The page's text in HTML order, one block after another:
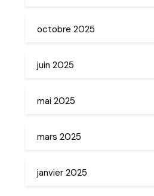
octobre 2025
juin 2025
mai 2025
mars 2025
janvier 2025